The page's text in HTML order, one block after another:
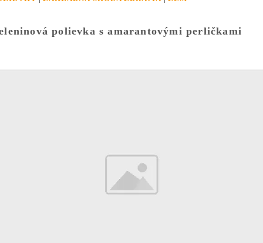
polievka s amarantovými perličkami